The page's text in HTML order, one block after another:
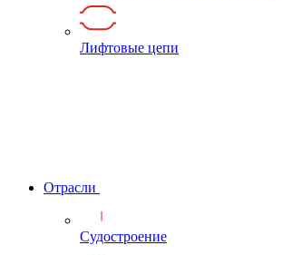
Лифтовые цепи
Отрасли
Судостроение